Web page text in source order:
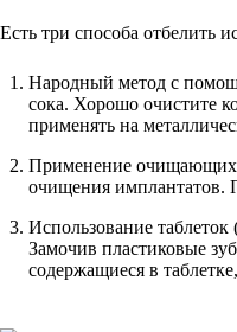
Есть три способа отбелить
Народный метод с
сока. Хорошо очистите
применять на
Применение очищающих
очищения имплантатов.
Использование
Замочив пластиковые
содержащиеся в